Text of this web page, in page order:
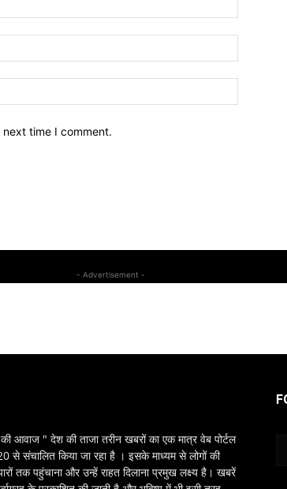
time I comment.
- Advertisement -
आवाज " देश की ताजा तरीन खबरों का एक मात्र वेब पोर्टल
से संचालित किया जा रहा है । इसके माध्यम से लोगों की
तक पहुंचाना और उन्हें राहत दिलाना प्रमुख लक्ष्य है। खबरें